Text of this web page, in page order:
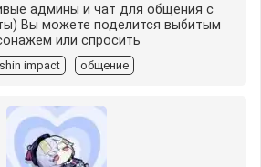
админы и чат для общения с
Вы можете поделится выбитым
или спросить
impact общение